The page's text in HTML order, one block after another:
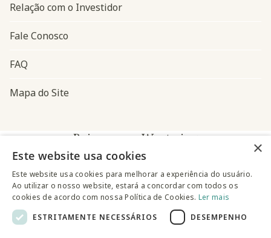
Relação com o Investidor
Fale Conosco
FAQ
Mapa do Site
Baixe o app Westwing
×
Este website usa cookies
Este website usa cookies para melhorar a experiência do usuário.
Ao utilizar o nosso website, estará a concordar com todos os
cookies de acordo com nossa Política de Cookies. Ler mais
ESTRITAMENTE NECESSÁRIOS
DESEMPENHO